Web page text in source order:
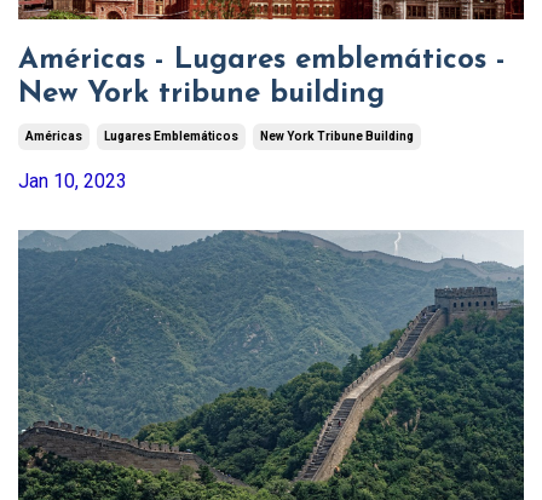
Américas - Lugares emblemáticos -
New York tribune building
Américas Lugares Emblemáticos New York Tribune Building
Jan 10, 2023